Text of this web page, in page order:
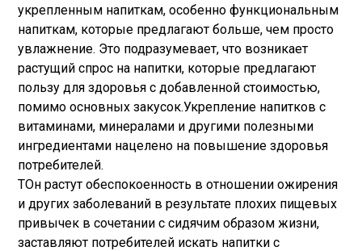
укрепленным напиткам, особенно функциональным
напиткам, которые предлагают больше, чем просто
увлажнение. Это подразумевает, что возникает
растущий спрос на напитки, которые предлагают
пользу для здоровья с добавленной стоимостью,
помимо основных закусок.Укрепление напитков с
витаминами, минералами и другими полезными
ингредиентами нацелено на повышение здоровья
потребителей.
ТОн растут обеспокоенность в отношении ожирения
и других заболеваний в результате плохих пищевых
привычек в сочетании с сидячим образом жизни,
заставляют потребителей искать напитки с